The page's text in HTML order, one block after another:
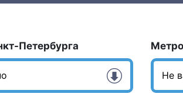
Петербурга Метро